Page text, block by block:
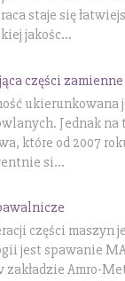
staje się
jakośc...
części zamienne
ukierunkowana
Jednak na
które od 2007
si...
części maszyn
jest spawanie
Amro-